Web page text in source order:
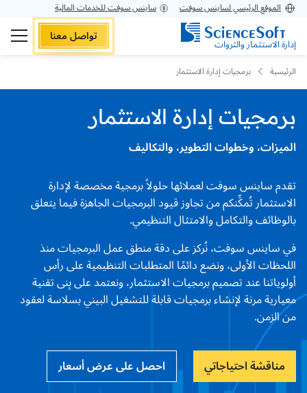
الموقع الرئيسي لساينس سوفت ساينس سوفت للخدمات المالية
إدارة الاستثمار والثروات تواصل معنا
الرئيسية برمجيات إدارة الاستثمار
برمجيات إدارة الاستثمار
الميزات، وخطوات التطوير، والتكاليف
تقدم ساينس سوفت لعملائها حلولاً برمجية مخصصة لإدارة
الاستثمار تُمكِّنكم من تجاوز قيود البرمجيات الجاهزة فيما يتعلق
بالوظائف والتكامل والامتثال التنظيمي.
في ساينس سوفت، نُركز على دقة منطق عمل البرمجيات منذ
اللحظات الأولى، ونضع دائمًا المتطلبات التنظيمية على رأس
أولوياتنا عند تصميم برمجيات الاستثمار، ونعتمد على بِنى تقنية
معيارية مرنة لإنشاء برمجيات قابلة للتشغيل البيني بسلاسة لعقود
من الزمن.
مناقشة احتياجاتي احصل على عرض أسعار